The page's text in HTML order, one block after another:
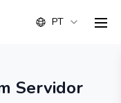
PT
Servidor